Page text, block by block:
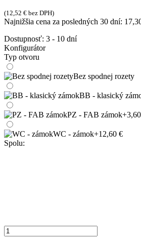
(12,52 € bez DPH)
Najnižšia cena za posledných 30 dní:
Dostupnosť: 3 - 10 dní
Konfigurátor
Typ otvoru
Bez spodnej rozety
BB - klasický
PZ - FAB zámok
WC - zámok+12,60 €
Spolu: